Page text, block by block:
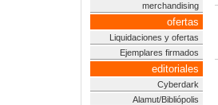
merchandising
ofertas
Liquidaciones y ofertas
Ejemplares firmados
editoriales
Cyberdark
Alamut/Bibliópolis